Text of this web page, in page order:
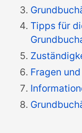
Tipps für
Fragen